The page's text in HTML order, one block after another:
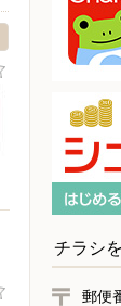
チラシ
郵便